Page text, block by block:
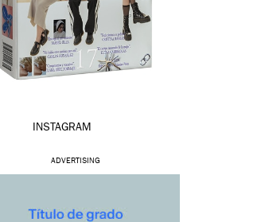
INSTAGRAM
ADVERTISING